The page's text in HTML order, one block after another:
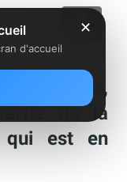
de tarifs,
de la
qui est en
✕
d'accueil